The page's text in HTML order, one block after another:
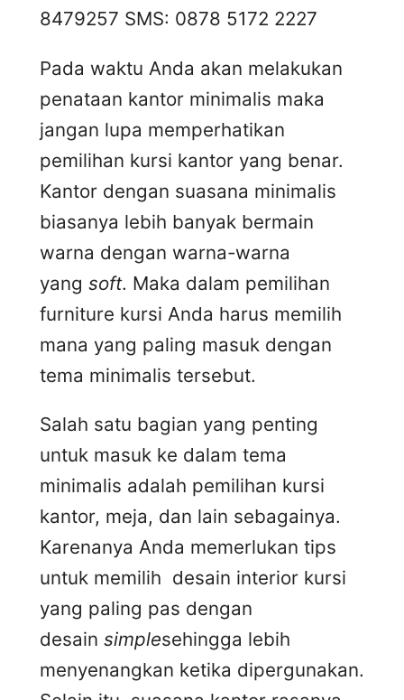
8479257 SMS: 0878 5172 2227
Pada waktu Anda akan melakukan
penataan kantor minimalis maka
jangan lupa memperhatikan
pemilihan kursi kantor yang benar.
Kantor dengan suasana minimalis
biasanya lebih banyak bermain
warna dengan warna-warna
yang soft. Maka dalam pemilihan
furniture kursi Anda harus memilih
mana yang paling masuk dengan
tema minimalis tersebut.
Salah satu bagian yang penting
untuk masuk ke dalam tema
minimalis adalah pemilihan kursi
kantor, meja, dan lain sebagainya.
Karenanya Anda memerlukan tips
untuk memilih desain interior kursi
yang paling pas dengan
desain simplesehingga lebih
menyenangkan ketika dipergunakan.